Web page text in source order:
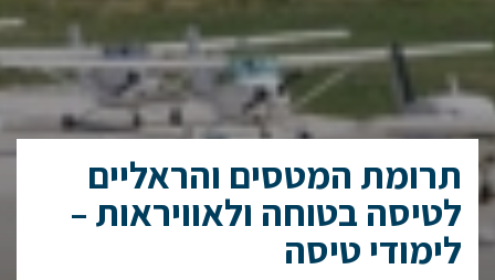
תרומת המטסים והראליים
לטיסה בטוחה ולאוויראות –
לימודי טיסה